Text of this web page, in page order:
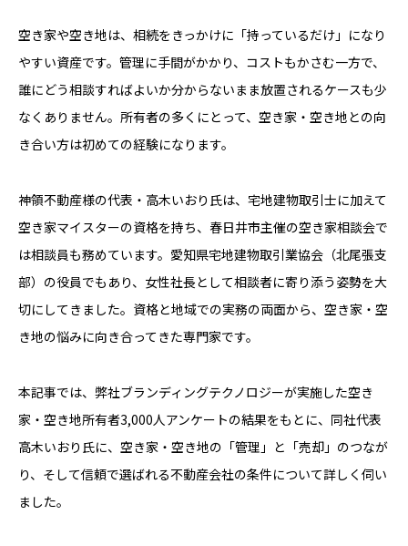
空き家や空き地は、相続をきっかけに「持っているだけ」になり
やすい資産です。管理に手間がかかり、コストもかさむ一方で、
誰にどう相談すればよいか分からないまま放置されるケースも少
なくありません。所有者の多くにとって、空き家・空き地との向
き合い方は初めての経験になります。
神領不動産様の代表・高木いおり氏は、宅地建物取引士に加えて
空き家マイスターの資格を持ち、春日井市主催の空き家相談会で
は相談員も務めています。愛知県宅地建物取引業協会（北尾張支
部）の役員でもあり、女性社長として相談者に寄り添う姿勢を大
切にしてきました。資格と地域での実務の両面から、空き家・空
き地の悩みに向き合ってきた専門家です。
本記事では、弊社ブランディングテクノロジーが実施した空き
家・空き地所有者3,000人アンケートの結果をもとに、同社代表
高木いおり氏に、空き家・空き地の「管理」と「売却」のつなが
り、そして信頼で選ばれる不動産会社の条件について詳しく伺い
ました。